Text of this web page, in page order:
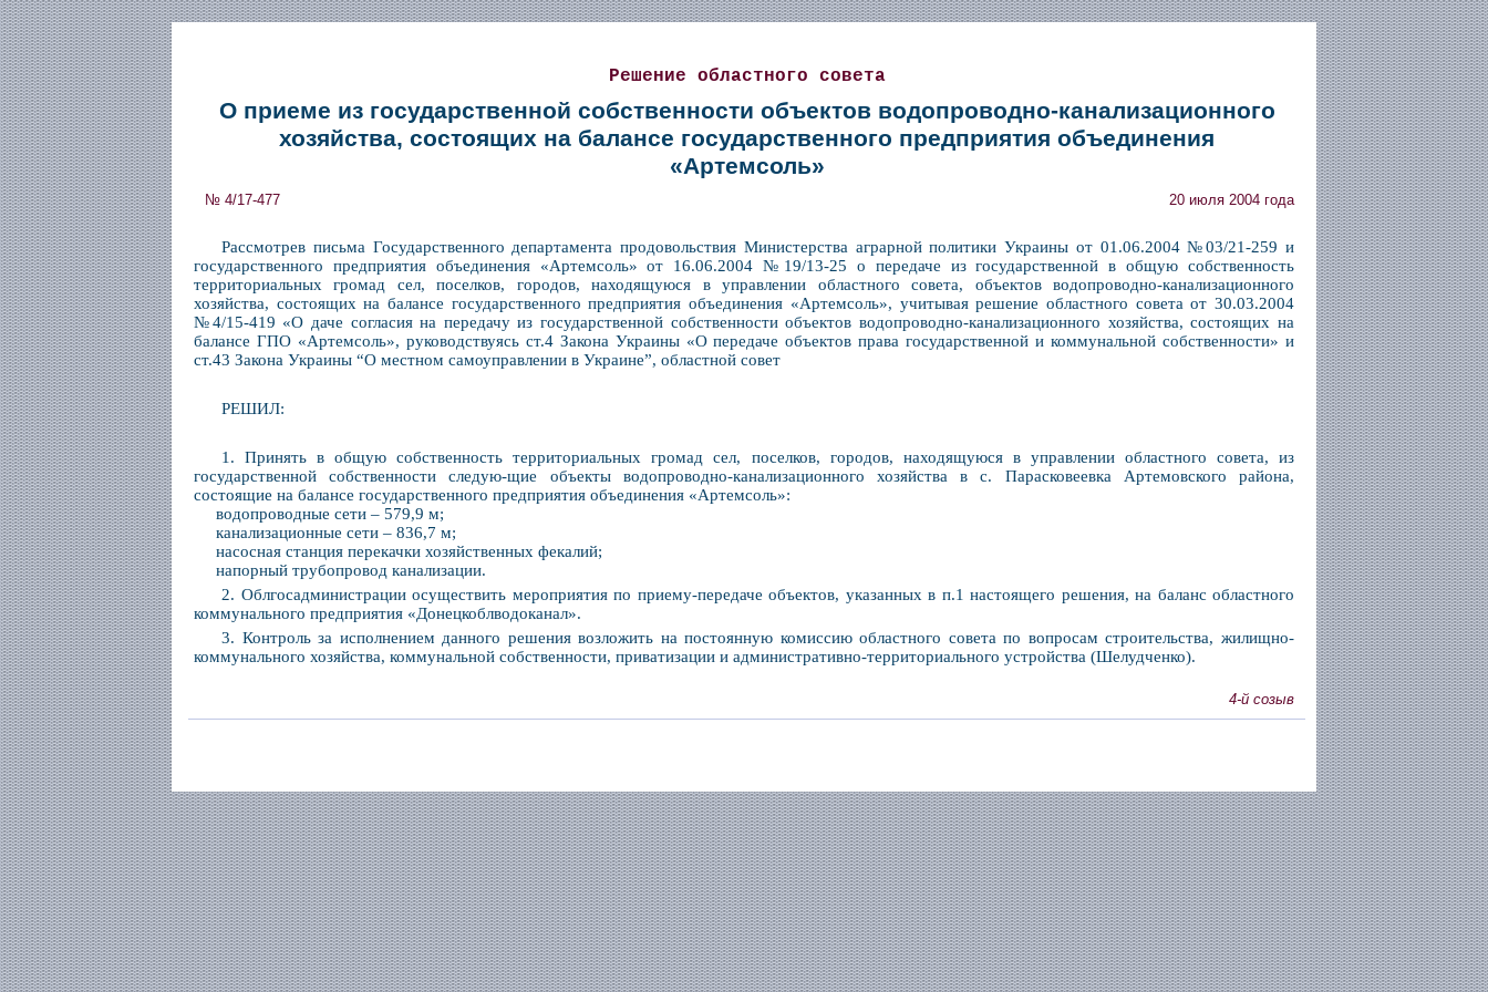
Решение областного совета
О приеме из государственной собственности объектов водопроводно-канализационного
хозяйства, состоящих на балансе государственного предприятия объединения
«Артемсоль»
№ 4/17-477 20 июля 2004 года
Рассмотрев письма Государственного департамента продовольствия Министерства аграрной политики Украины от 01.06.2004 №03/21-259 и
государственного предприятия объединения «Артемсоль» от 16.06.2004 №19/13-25 о передаче из государственной в общую собственность
территориальных громад сел, поселков, городов, находящуюся в управлении областного совета, объектов водопроводно-канализационного
хозяйства, состоящих на балансе государственного предприятия объединения «Артемсоль», учитывая решение областного совета от 30.03.2004
№4/15-419 «О даче согласия на передачу из государственной собственности объектов водопроводно-канализационного хозяйства, состоящих на
балансе ГПО «Артемсоль», руководствуясь ст.4 Закона Украины «О передаче объектов права государственной и коммунальной собственности» и
ст.43 Закона Украины “О местном самоуправлении в Украине”, областной совет
РЕШИЛ:
1. Принять в общую собственность территориальных громад сел, поселков, городов, находящуюся в управлении областного совета, из
государственной собственности следую-щие объекты водопроводно-канализационного хозяйства в с. Парасковеевка Артемовского района,
состоящие на балансе государственного предприятия объединения «Артемсоль»:
водопроводные сети – 579,9 м;
канализационные сети – 836,7 м;
насосная станция перекачки хозяйственных фекалий;
напорный трубопровод канализации.
2. Облгосадминистрации осуществить мероприятия по приему-передаче объектов, указанных в п.1 настоящего решения, на баланс областного
коммунального предприятия «Донецкоблводоканал».
3. Контроль за исполнением данного решения возложить на постоянную комиссию областного совета по вопросам строительства, жилищно-
коммунального хозяйства, коммунальной собственности, приватизации и административно-территориального устройства (Шелудченко).
4-й созыв